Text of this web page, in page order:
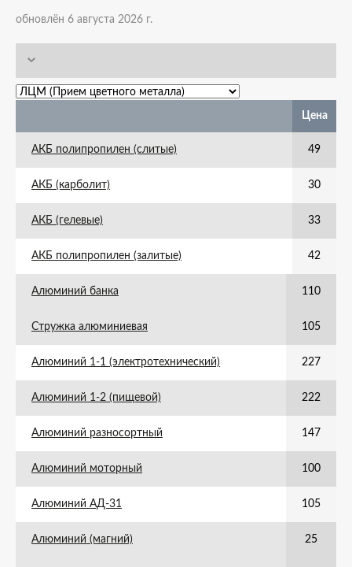
обновлён 6 августа 2026 г.
Цена
АКБ полипропилен (слитые) 49
АКБ (карболит) 30
АКБ (гелевые) 33
АКБ полипропилен (залитые) 42
Алюминий банка 110
Стружка алюминиевая 105
Алюминий 1-1 (электротехнический) 227
Алюминий 1-2 (пищевой) 222
Алюминий разносортный 147
Алюминий моторный 100
Алюминий АД-31 105
Алюминий (магний) 25